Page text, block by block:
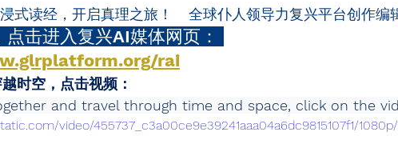
式读经，开启真理之旅！    全球仆人领导力复兴平台创作编
点击进入复兴AI媒体网页：
rai
时空，点击视频：
and travel through time and space, click on the
video/455737_c3a00ce9e39241aaa04a6dc9815107f1/